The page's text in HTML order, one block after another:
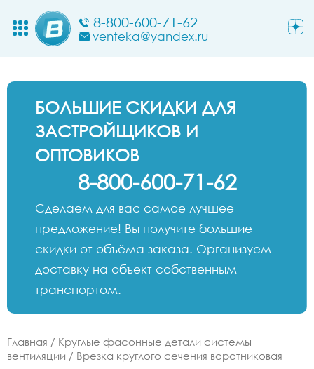
8-800-600-71-62
venteka@yandex.ru
БОЛЬШИЕ СКИДКИ ДЛЯ
ЗАСТРОЙЩИКОВ И
ОПТОВИКОВ
8-800-600-71-62
Сделаем для вас самое лучшее
предложение! Вы получите большие
скидки от объёма заказа. Организуем
доставку на объект собственным
транспортом.
Главная / Круглые фасонные детали системы
вентиляции / Врезка круглого сечения воротниковая